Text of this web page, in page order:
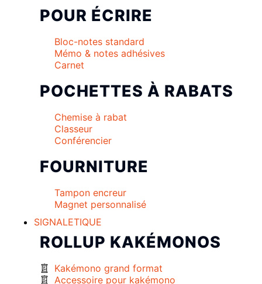
POUR ÉCRIRE
Bloc-notes standard
Mémo & notes adhésives
Carnet
POCHETTES À RABATS
Chemise à rabat
Classeur
Conférencier
FOURNITURE
Tampon encreur
Magnet personnalisé
SIGNALETIQUE
ROLLUP KAKÉMONOS
Kakémono grand format
Accessoire pour kakémono